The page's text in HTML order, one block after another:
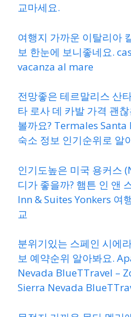
교마세요.
여행지 가까운 이탈리아
보 한눈에 보니좋네요.
vacanza al mare
전망좋은 테르말리스 산
타 로사 데 카발 가격 괜
볼까요? Termales Santa
숙소 정보 인기순위로 알
인기도높은 미국 용커스
디가 좋을까? 햄튼 인 앤
Inn & Suites Yonkers 여
교
분위기있는 스페인 시에
보 예약순위 알아봐요.
Nevada BlueTTravel –
Sierra Nevada